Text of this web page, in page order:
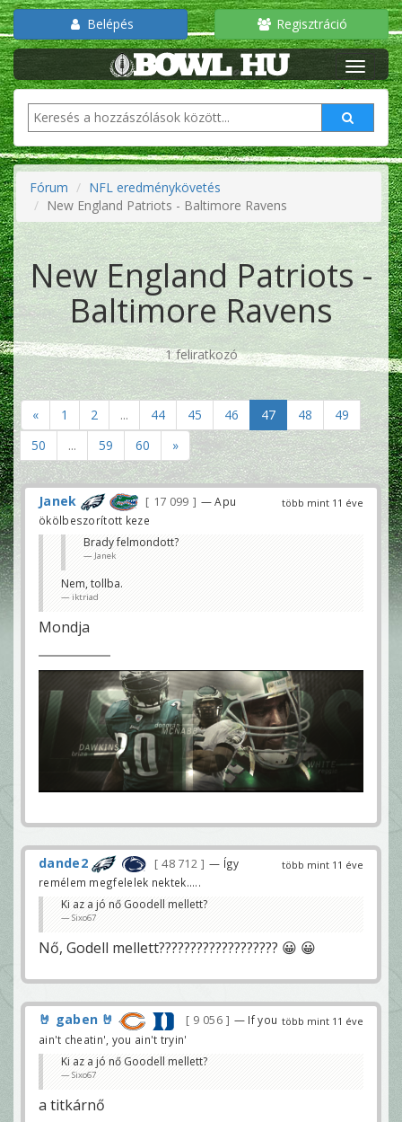
Belépés Regisztráció
Fórum
NFL eredménykövetés
New England Patriots - Baltimore Ravens
New England Patriots -
Baltimore Ravens
1 feliratkozó
« 1 2 ... 44 45 46 47 48
49
50
... 59 60 »
több mint 11 éve
Janek 17 099
— Apu
ökölbeszorított keze
Brady felmondott?
Janek
Nem, tollba.
iktriad
Mondja
több mint 11 éve
dande2 48 712
— Így
remélem megfelelek nektek.....
Ki az a jó nő Goodell mellett?
Sixo67
Nő, Godell mellett??????????????????? 😀 😀
több mint 11 éve
🤘 gaben 🤘 9 056
— If you
ain't cheatin', you ain't tryin'
Ki az a jó nő Goodell mellett?
Sixo67
a titkárnő